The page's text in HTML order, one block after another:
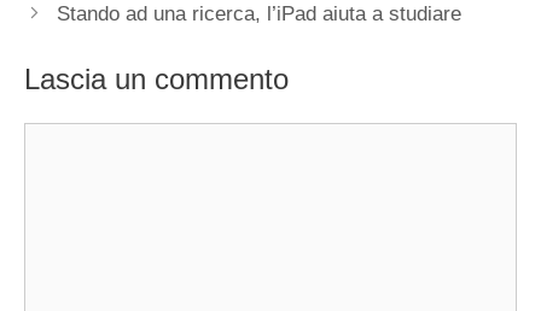
Stando ad una ricerca, l’iPad aiuta a studiare
Lascia un commento